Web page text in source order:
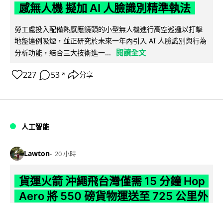
感無人機 擬加 AI 人臉識別精準執法
勞工處投入配備熱感應鏡頭的小型無人機進行高空巡邏以打擊
地盤違例吸煙，並正研究於未來一年內引入 AI 人臉識別與行為
分析功能，結合三大技術進一...
閱讀全文
227 53 ↗ 分享
人工智能
Lawton 20 小時
貨運火箭 沖繩飛台灣僅需 15 分鐘 Hop
Aero 將 550 磅貨物運送至 725 公里外